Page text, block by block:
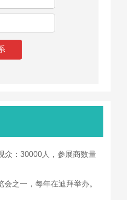
众：30000人，参展商数量
之一，每年在迪拜举办。